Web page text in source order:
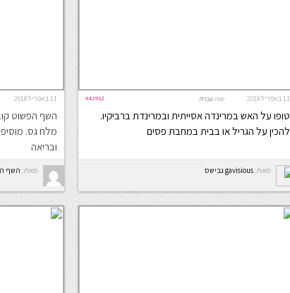
11 באפריל 2018 #42912 שפה: עברית
טופו על האש במרינדה אסייתית ובמרינדת ברביקיו.
להכין על הגריל או בבית במחבת פסים
מאת: gavisious גבישס
11 באפריל 2018
השף הפשוט
מלח גס.
ובריאה
מאת: השף